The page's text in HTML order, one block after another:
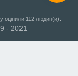
оцінили 112 людин(и).
- 2021